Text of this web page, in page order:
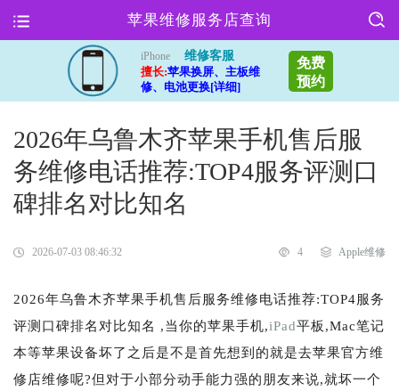
苹果维修服务店查询
iPhone
维修客服
擅长:苹果换屏、主板维
修、电池更换[详细]
免费
预约
2026年乌鲁木齐苹果手机售后服
务维修电话推荐:TOP4服务评测口
碑排名对比知名
2026-07-03 08:46:32 4 Apple维修
2026年乌鲁木齐苹果手机售后服务维修电话推荐:TOP4服务
评测口碑排名对比知名 ,当你的苹果手机,iPad平板,Mac笔记
本等苹果设备坏了之后是不是首先想到的就是去苹果官方维
修店维修呢?但对于小部分动手能力强的朋友来说,就坏一个